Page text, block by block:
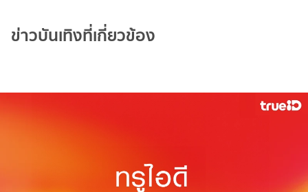
ข่าวบันเทิงที่เกี่ยวข้อง